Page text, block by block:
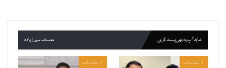
شاید آپ یہ بھی پسند کریں مصنف سے زیادہ
انتخاب انتخاب